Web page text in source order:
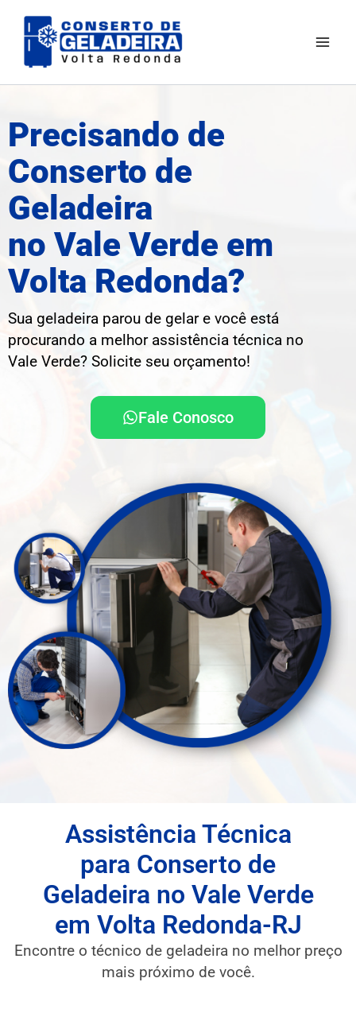
para
Precisando de
Conserto de
Geladeira
no Vale Verde em
Volta Redonda?
Sua geladeira parou de gelar e você está
procurando a melhor assistência técnica no
Vale Verde? Solicite seu orçamento!
Fale Conosco
Assistência Técnica
para Conserto de
Geladeira no Vale Verde
em Volta Redonda-RJ
Encontre o técnico de geladeira no melhor preço
mais próximo de você.